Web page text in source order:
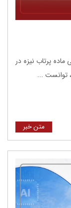
پرتاب نیزه در
توانست ...
متن خبر